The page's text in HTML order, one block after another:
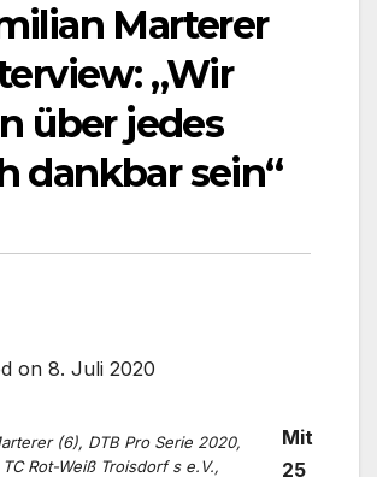
Marterer
„Wir
über jedes
dankbar sein“
on 8. Juli 2020
(6), DTB Pro Serie 2020,
Rot-Weiß Troisdorf s e.V.,
Mit
25